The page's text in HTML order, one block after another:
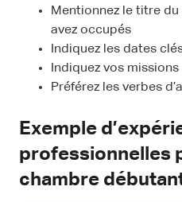
Mentionnez le titre
avez occupés
Indiquez les dates
Indiquez vos missions
Préférez les verbes
Exemple
professionnelles
chambre